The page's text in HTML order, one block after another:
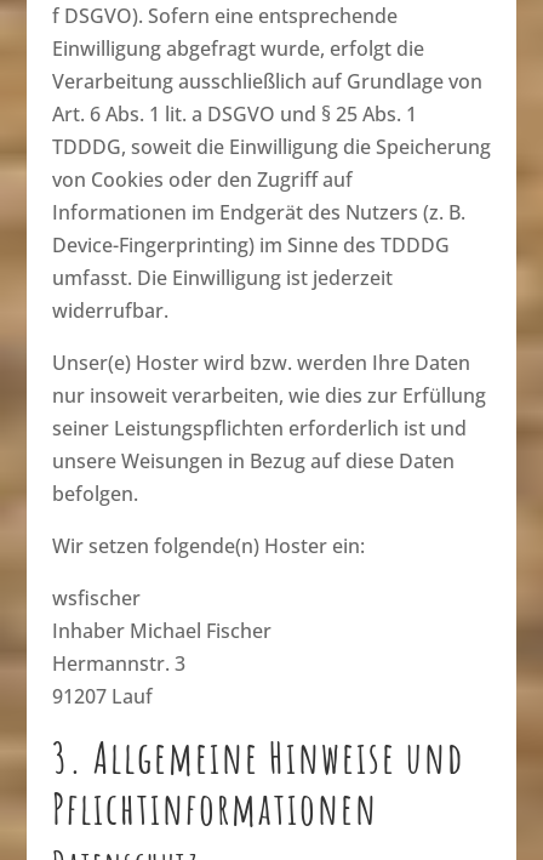
f DSGVO). Sofern eine entsprechende
Einwilligung abgefragt wurde, erfolgt die
Verarbeitung ausschließlich auf Grundlage von
Art. 6 Abs. 1 lit. a DSGVO und § 25 Abs. 1
TDDDG, soweit die Einwilligung die Speicherung
von Cookies oder den Zugriff auf
Informationen im Endgerät des Nutzers (z. B.
Device-Fingerprinting) im Sinne des TDDDG
umfasst. Die Einwilligung ist jederzeit
widerrufbar.
Unser(e) Hoster wird bzw. werden Ihre Daten
nur insoweit verarbeiten, wie dies zur Erfüllung
seiner Leistungspflichten erforderlich ist und
unsere Weisungen in Bezug auf diese Daten
befolgen.
Wir setzen folgende(n) Hoster ein:
wsfischer
Inhaber Michael Fischer
Hermannstr. 3
91207 Lauf
3. Allgemeine Hinweise und
Pflicht­informationen